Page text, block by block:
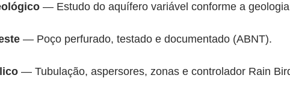
— Estudo do aquífero variável conforme a
— Poço perfurado, testado e documentado (ABNT).
— Tubulação, aspersores, zonas e controlador Rain